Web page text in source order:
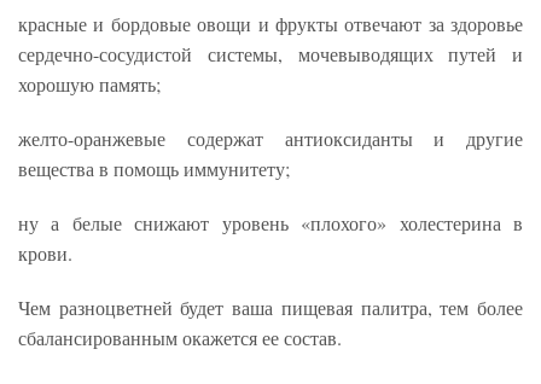
красные и бордовые овощи и фрукты отвечают за здоровье
сердечно-сосудистой системы, мочевыводящих путей и
хорошую память;
желто-оранжевые содержат антиоксиданты и другие
вещества в помощь иммунитету;
ну а белые снижают уровень «плохого» холестерина в
крови.
Чем разноцветней будет ваша пищевая палитра, тем более
сбалансированным окажется ее состав.